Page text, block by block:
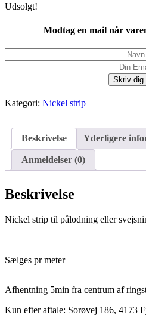
Udsolgt!
Modtag en mail når
Kategori: Nickel strip
Beskrivelse Yderligere
Anmeldelser (0)
Beskrivelse
Nickel strip til pålodning eller
Sælges pr meter
Afhentning 5min fra centrum af
Kun efter aftale: Sorøvej 186, 4173